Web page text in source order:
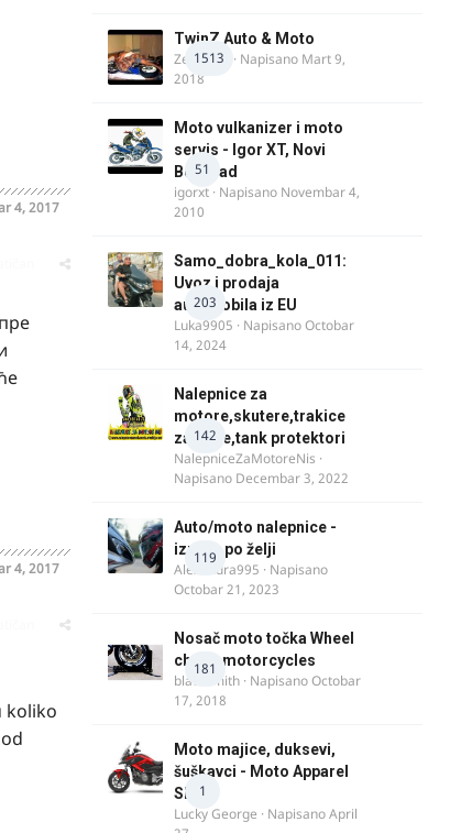
4, 2017
4, 2017
koliko
1513
TwinZ Auto & Moto
Zeljkamp · Napisano Mart 9,
2018
51
Moto vulkanizer i moto
servis - Igor XT, Novi
Beograd
igorxt · Napisano Novembar 4,
2010
203
Samo_dobra_kola_011:
Uvoz i prodaja
automobila iz EU
Luka9905 · NapisanoOctobar
14, 2024
142
Nalepnice za
motore,skutere,trakice
za felne,tank protektori
NalepniceZaMotoreNis ·
Napisano Decembar 3, 2022
119
Auto/moto nalepnice -
izrada po želji
Alexandra995 · Napisano
Octobar 21, 2023
181
Nosač moto točka Wheel
chock motorcycles
blacksmith · NapisanoOctobar
17, 2018
1
Moto majice, duksevi,
šuškavci - Moto Apparel
SRB
Lucky George · NapisanoApril